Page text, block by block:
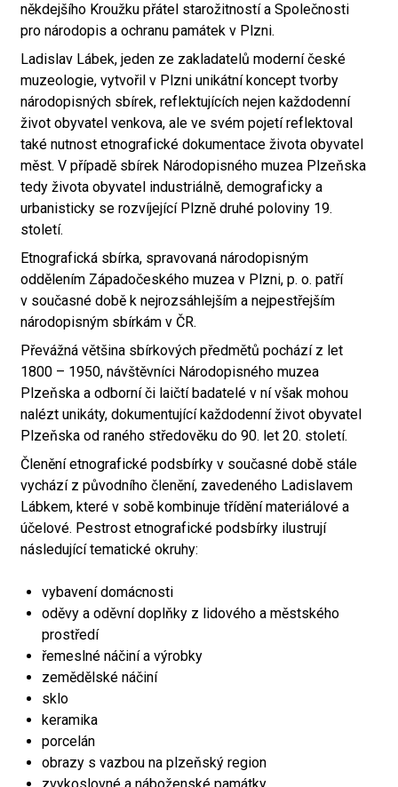
někdejšího Kroužku přátel starožitností a Společnosti
pro národopis a ochranu památek v Plzni.
Ladislav Lábek, jeden ze zakladatelů moderní české
muzeologie, vytvořil v Plzni unikátní koncept tvorby
národopisných sbírek, reflektujících nejen každodenní
život obyvatel venkova, ale ve svém pojetí reflektoval
také nutnost etnografické dokumentace života obyvatel
měst. V případě sbírek Národopisného muzea Plzeňska
tedy života obyvatel industriálně, demograficky a
urbanisticky se rozvíjející Plzně druhé poloviny 19.
století.
Etnografická sbírka, spravovaná národopisným
oddělením Západočeského muzea v Plzni, p. o. patří
v současné době k nejrozsáhlejším a nejpestřejším
národopisným sbírkám v ČR.
Převážná většina sbírkových předmětů pochází z let
1800 – 1950, návštěvníci Národopisného muzea
Plzeňska a odborní či laičtí badatelé v ní však mohou
nalézt unikáty, dokumentující každodenní život obyvatel
Plzeňska od raného středověku do 90. let 20. století.
Členění etnografické podsbírky v současné době stále
vychází z původního členění, zavedeného Ladislavem
Lábkem, které v sobě kombinuje třídění materiálové a
účelové. Pestrost etnografické podsbírky ilustrují
následující tematické okruhy:
vybavení domácnosti
oděvy a oděvní doplňky z lidového a městského
prostředí
řemeslné náčiní a výrobky
zemědělské náčiní
sklo
keramika
porcelán
obrazy s vazbou na plzeňský region